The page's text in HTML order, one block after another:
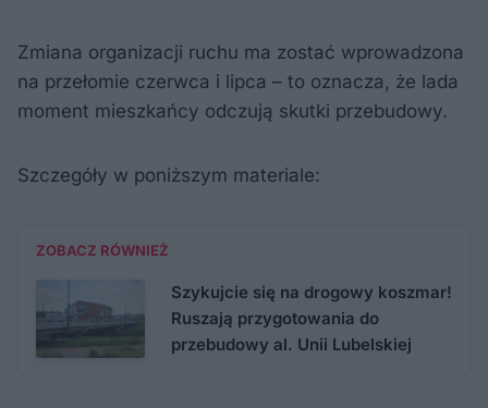
Zmiana organizacji ruchu ma zostać wprowadzona
na przełomie czerwca i lipca – to oznacza, że lada
moment mieszkańcy odczują skutki przebudowy.
Szczegóły w poniższym materiale:
ZOBACZ RÓWNIEŻ
Szykujcie się na drogowy koszmar!
Ruszają przygotowania do
przebudowy al. Unii Lubelskiej